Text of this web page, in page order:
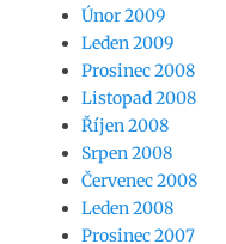
Únor 2009
Leden 2009
Prosinec 2008
Listopad 2008
Říjen 2008
Srpen 2008
Červenec 2008
Leden 2008
Prosinec 2007